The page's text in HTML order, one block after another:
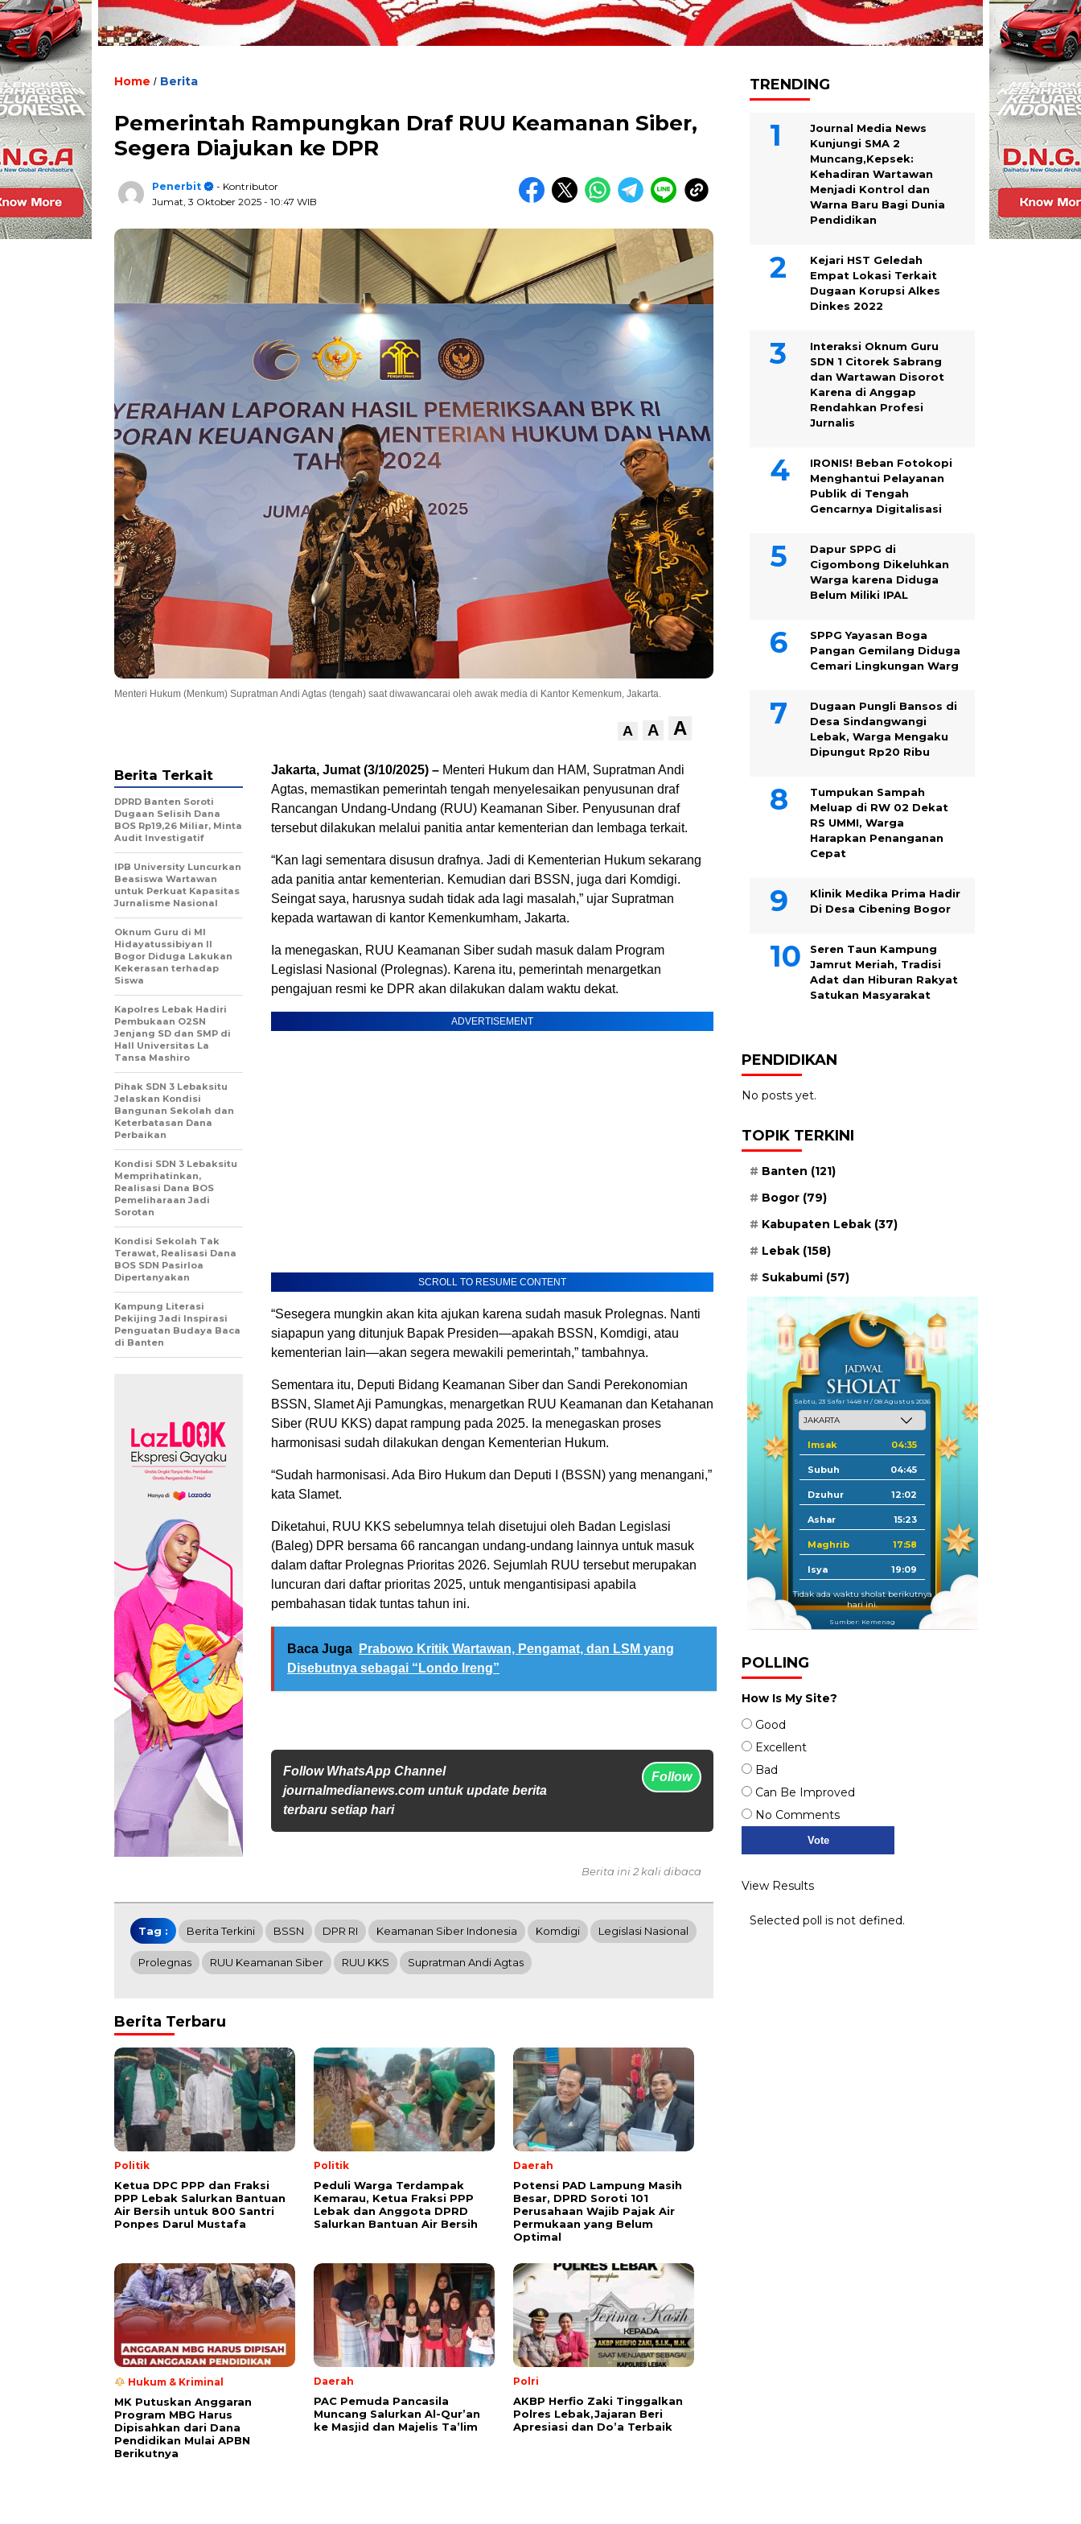
Home / Berita
Pemerintah Rampungkan Draf RUU Keamanan Siber,
Segera Diajukan ke DPR
Penerbit
- Kontributor
Jumat, 3 Oktober 2025 - 10:47 WIB
Menteri Hukum (Menkum) Supratman Andi Agtas (tengah) saat diwawancarai oleh awak media di Kantor Kemenkum, Jakarta.
A A A
Jakarta, Jumat (3/10/2025) – Menteri Hukum dan HAM, Supratman Andi
Agtas, memastikan pemerintah tengah menyelesaikan penyusunan draf
Rancangan Undang-Undang (RUU) Keamanan Siber. Penyusunan draf
tersebut dilakukan melalui panitia antar kementerian dan lembaga terkait.
“Kan lagi sementara disusun drafnya. Jadi di Kementerian Hukum sekarang
ada panitia antar kementerian. Kemudian dari BSSN, juga dari Komdigi.
Seingat saya, harusnya sudah tidak ada lagi masalah,” ujar Supratman
kepada wartawan di kantor Kemenkumham, Jakarta.
Ia menegaskan, RUU Keamanan Siber sudah masuk dalam Program
Legislasi Nasional (Prolegnas). Karena itu, pemerintah menargetkan
pengajuan resmi ke DPR akan dilakukan dalam waktu dekat.
ADVERTISEMENT
SCROLL TO RESUME CONTENT
“Sesegera mungkin akan kita ajukan karena sudah masuk Prolegnas. Nanti
siapapun yang ditunjuk Bapak Presiden—apakah BSSN, Komdigi, atau
kementerian lain—akan segera mewakili pemerintah,” tambahnya.
Sementara itu, Deputi Bidang Keamanan Siber dan Sandi Perekonomian
BSSN, Slamet Aji Pamungkas, menargetkan RUU Keamanan dan Ketahanan
Siber (RUU KKS) dapat rampung pada 2025. Ia menegaskan proses
harmonisasi sudah dilakukan dengan Kementerian Hukum.
“Sudah harmonisasi. Ada Biro Hukum dan Deputi I (BSSN) yang menangani,”
kata Slamet.
Diketahui, RUU KKS sebelumnya telah disetujui oleh Badan Legislasi
(Baleg) DPR bersama 66 rancangan undang-undang lainnya untuk masuk
dalam daftar Prolegnas Prioritas 2026. Sejumlah RUU tersebut merupakan
luncuran dari daftar prioritas 2025, untuk mengantisipasi apabila
pembahasan tidak tuntas tahun ini.
Baca Juga
Prabowo Kritik Wartawan, Pengamat, dan LSM yang
Disebutnya sebagai “Londo Ireng”
Follow WhatsApp Channel
journalmedianews.com untuk update berita
terbaru setiap hari
Follow
Berita Terkait
DPRD Banten Soroti
Dugaan Selisih Dana
BOS Rp19,26 Miliar, Minta
Audit Investigatif
IPB University Luncurkan
Beasiswa Wartawan
untuk Perkuat Kapasitas
Jurnalisme Nasional
Oknum Guru di MI
Hidayatussibiyan II
Bogor Diduga Lakukan
Kekerasan terhadap
Siswa
Kapolres Lebak Hadiri
Pembukaan O2SN
Jenjang SD dan SMP di
Hall Universitas La
Tansa Mashiro
Pihak SDN 3 Lebaksitu
Jelaskan Kondisi
Bangunan Sekolah dan
Keterbatasan Dana
Perbaikan
Kondisi SDN 3 Lebaksitu
Memprihatinkan,
Realisasi Dana BOS
Pemeliharaan Jadi
Sorotan
Kondisi Sekolah Tak
Terawat, Realisasi Dana
BOS SDN Pasirloa
Dipertanyakan
Kampung Literasi
Pekijing Jadi Inspirasi
Penguatan Budaya Baca
di Banten
Berita ini 2 kali dibaca
Tag : Berita Terkini BSSN DPR RI Keamanan Siber Indonesia Komdigi Legislasi Nasional
Prolegnas RUU Keamanan Siber RUU KKS Supratman Andi Agtas
Berita Terbaru
Politik
Ketua DPC PPP dan Fraksi
PPP Lebak Salurkan Bantuan
Air Bersih untuk 800 Santri
Ponpes Darul Mustafa
Politik
Peduli Warga Terdampak
Kemarau, Ketua Fraksi PPP
Lebak dan Anggota DPRD
Salurkan Bantuan Air Bersih
Daerah
Potensi PAD Lampung Masih
Besar, DPRD Soroti 101
Perusahaan Wajib Pajak Air
Permukaan yang Belum
Optimal
Hukum & Kriminal
MK Putuskan Anggaran
Program MBG Harus
Dipisahkan dari Dana
Pendidikan Mulai APBN
Berikutnya
Daerah
PAC Pemuda Pancasila
Muncang Salurkan Al-Qur’an
ke Masjid dan Majelis Ta’lim
Polri
AKBP Herfio Zaki Tinggalkan
Polres Lebak,Jajaran Beri
Apresiasi dan Do’a Terbaik
TRENDING
Journal Media News
Kunjungi SMA 2
Muncang,Kepsek:
Kehadiran Wartawan
Menjadi Kontrol dan
Warna Baru Bagi Dunia
Pendidikan
Kejari HST Geledah
Empat Lokasi Terkait
Dugaan Korupsi Alkes
Dinkes 2022
Interaksi Oknum Guru
SDN 1 Citorek Sabrang
dan Wartawan Disorot
Karena di Anggap
Rendahkan Profesi
Jurnalis
IRONIS! Beban Fotokopi
Menghantui Pelayanan
Publik di Tengah
Gencarnya Digitalisasi
Dapur SPPG di
Cigombong Dikeluhkan
Warga karena Diduga
Belum Miliki IPAL
SPPG Yayasan Boga
Pangan Gemilang Diduga
Cemari Lingkungan Warg
Dugaan Pungli Bansos di
Desa Sindangwangi
Lebak, Warga Mengaku
Dipungut Rp20 Ribu
Tumpukan Sampah
Meluap di RW 02 Dekat
RS UMMI, Warga
Harapkan Penanganan
Cepat
Klinik Medika Prima Hadir
Di Desa Cibening Bogor
Seren Taun Kampung
Jamrut Meriah, Tradisi
Adat dan Hiburan Rakyat
Satukan Masyarakat
PENDIDIKAN
No posts yet.
TOPIK TERKINI
Banten (121)
Bogor (79)
Kabupaten Lebak (37)
Lebak (158)
Sukabumi (57)
Sabtu, 23 Safar 1448 H / 08 Agustus 2026
Imsak 04:35
Subuh 04:45
Dzuhur 12:02
Ashar 15:23
Maghrib 17:58
Isya 19:09
Tidak ada waktu sholat berikutnya
hari ini.
Sumber: Kemenag
POLLING
How Is My Site?
Good
Excellent
Bad
Can Be Improved
No Comments
View Results
Selected poll is not defined.